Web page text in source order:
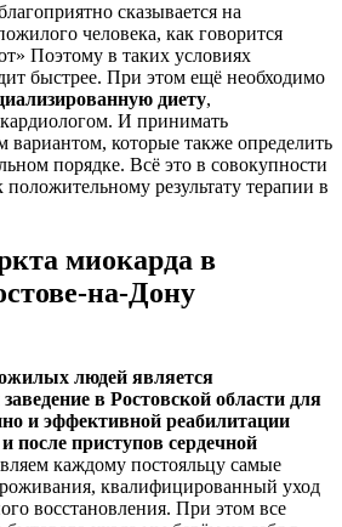
сказывается на
человека, как говорится
Поэтому в таких условиях
быстрее. При этом ещё необходимо
диету,
И принимать
которые также определить
порядке. Всё это в совокупности
положительному результату терапии в
миокарда в
на-Дону
людей является
в Ростовской области для
и эффективной реабилитации
после приступов сердечной
каждому постояльцу самые
квалифицированный уход
восстановления. При этом все